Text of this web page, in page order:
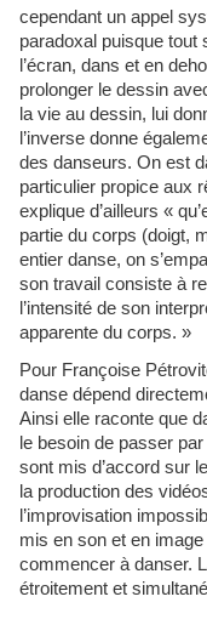
cependant un appel
paradoxal puisque tout
l’écran, dans et en
prolonger le dessin
la vie au dessin, lui
l’inverse donne
des danseurs. On est
particulier propice aux
explique d’ailleurs «
partie du corps (doigt,
entier danse, on
son travail consiste à
l’intensité de son
apparente du corps. »
Pour Françoise
danse dépend
Ainsi elle raconte que
le besoin de passer
sont mis d’accord sur
la production des
l’improvisation
mis en son et en
commencer à danser.
étroitement et